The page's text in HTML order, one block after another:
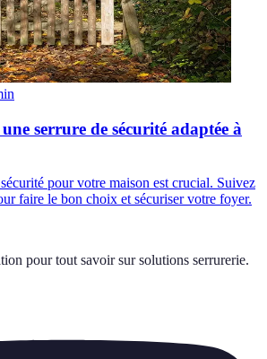
serrure de sécurité adaptée à
pour votre maison est crucial. Suivez
faire le bon choix et sécuriser votre foyer.
pour tout savoir sur solutions serrurerie.